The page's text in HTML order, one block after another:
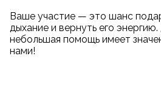
Ваше участие — это шанс
дыхание и вернуть его
небольшая помощь имеет
нами!